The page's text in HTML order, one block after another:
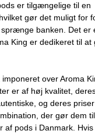
er tilgængelige til en
gør det muligt for
banken. Det er
King er dedikeret til at
over Aroma
er af høj kvalitet,
og deres priser
der gør dem
af pods i Danmark.